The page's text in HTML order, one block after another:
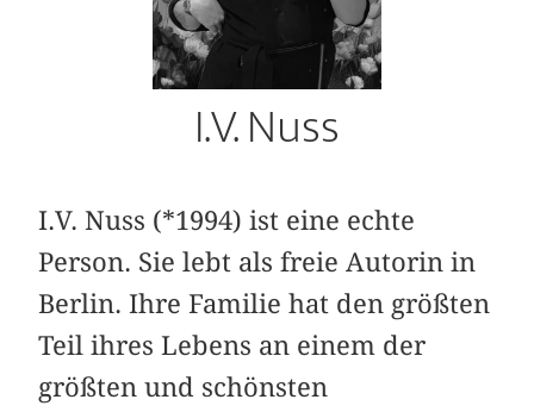
I.V. Nuss
I.V. Nuss (*1994) ist eine echte
Person. Sie lebt als freie Autorin in
Berlin. Ihre Familie hat den größten
Teil ihres Lebens an einem der
größten und schönsten